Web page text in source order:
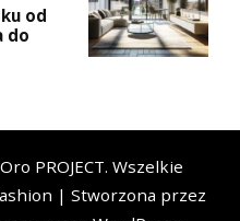
od
do
Oro PROJECT. Wszelkie
| Stworzona przez